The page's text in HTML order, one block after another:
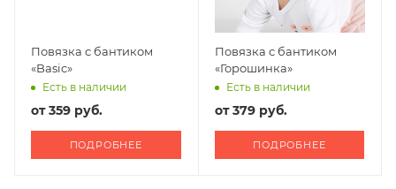
Повязка с бантиком
«Basic»
Есть в наличии
от359 руб.
ПОДРОБНЕЕ
Повязка с бантиком
«Горошинка»
Есть в наличии
от379 руб.
ПОДРОБНЕЕ